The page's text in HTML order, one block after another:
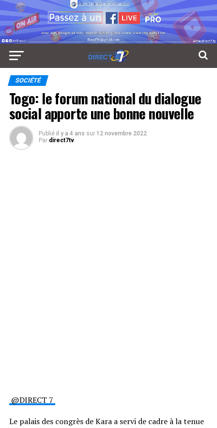
SOCIÉTÉ
Togo: le forum national du dialogue
social apporte une bonne nouvelle
Publié il y a 4 ans sur 12 novembre 2022
Par direct7tv
@DIRECT 7
Le palais des congrès de Kara a servi de cadre à la tenue